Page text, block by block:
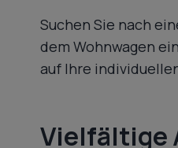
Suchen Sie nach
dem Wohnwagen
auf Ihre
Vielfältige